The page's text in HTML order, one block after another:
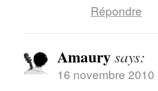
Répondre
Amaurysays:
16 novembre